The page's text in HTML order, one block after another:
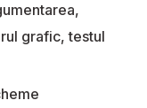
grafic, testul